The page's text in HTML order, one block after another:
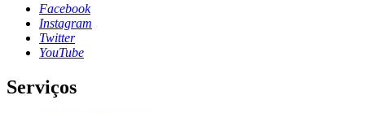
Facebook
Instagram
Twitter
YouTube
Serviços